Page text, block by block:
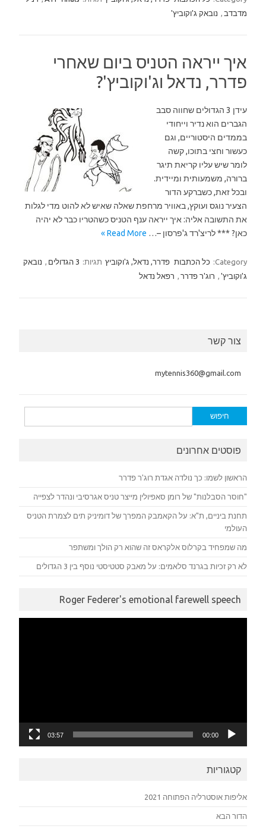
מדבדב
נובאק ג'וקוביץ'
איך ייראה הטניס ביום שאחרי
פדרר, נדאל וג'וקוביץ'?
עידן 3 הגדולים שחווה סבב
הגברים הוא נדיר וייחודי
בממדים היסטוריים, וגם
כעשור וחצי בתוכו, קשה
לומר שיש עליו קריאת תיגר
ברורה, משמעותית ומיידית.
ובכל זאת, כשברקע הדור
הצעיר נוגס ועוקץ, באוויר מרחפת שאלה שאיש לא להוט מדי לגלות
את התשובה אליה: איך ייראה ענף הטניס כשהטריו כבר לא יהיה
כאן? *** לריצ'רד ג'פרסון –… Read More »
Category: כל הכתבות פדרר, נדאל, ג'וקוביץ תגיות: 3 הגדולים
נובאק
ג'וקוביץ'
רוג'ר פדרר רפאל נדאל
צור קשר
mytennis360@gmail.com
חיפוש:
פוסטים אחרונים
הראשון לשמו: כך נולדה אגדת רוג'ר פדרר
"חוסר הסבלנות" של רומן סאפיולין מייצר טניס אגרסיבי ונהדר לצפייה
תחנת ביניים, ת"א: על הקאמבק המפרך של דומיניק תים לצמרת הטניס
העולמי
מה שמפחיד בקרלוס אלקראס זה שהוא רק הולך ומשתפר
לא רק זכיות בגרנד סלאמים: על מאבק סטטיסטי נוסף בין 3 הגדולים
Roger Federer's emotional farewell speech
00:00
03:57
קטגוריות
אליפות אוסטרליה הפתוחה 2021
הדור הבא